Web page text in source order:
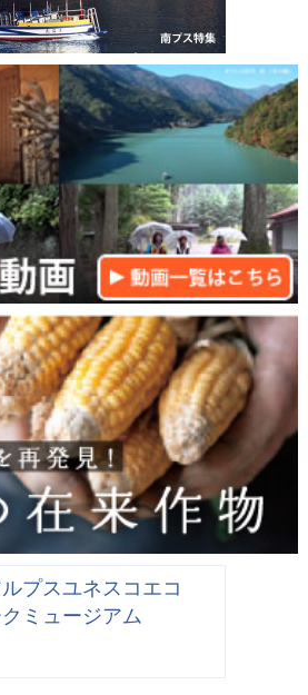
プスユネスコエコ
ミュージアム